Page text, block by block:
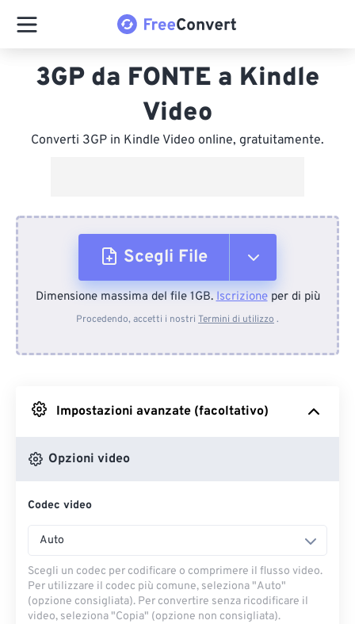
3GP da FONTE a Kindle
Video
Converti 3GP in Kindle Video online, gratuitamente.
Scegli File
Dal dispositivo
Da Google Drive
Dimensione massima del file 1GB.Iscrizioneper di più
Procedendo, accetti i nostri Termini di utilizzo .
Impostazioni avanzate (facoltativo)
Opzioni video
Codec video
Auto
Scegli un codec per codificare o comprimere il flusso video.
Per utilizzare il codec più comune, seleziona "Auto"
(opzione consigliata). Per convertire senza ricodificare il
video, seleziona "Copia" (opzione non consigliata).